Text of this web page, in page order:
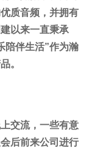
质音频，并拥有
以来一直秉承
陪伴生活”作为瀚
。
交流，一些有意
后前来公司进行